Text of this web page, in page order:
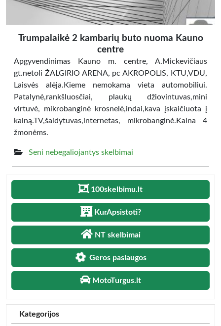
Trumpalaikė 2 kambarių buto nuoma Kauno
centre
Apgyvendinimas Kauno m. centre, A.Mickevičiaus
gt.netoli ŽALGIRIO ARENA, pc AKROPOLIS, KTU,VDU,
Laisvės alėja.Kieme nemokama vieta automobiliui.
Patalynė,rankšluosčiai, plaukų džiovintuvas,mini
virtuvė, mikrobanginė krosnelė,indai,kava įskaičiuota į
kainą.TV,šaldytuvas,internetas, mikrobanginė.Kaina 4
žmonėms.
Seni nebegaliojantys skelbimai
100skelbimu.lt
KurApsistoti?
NT skelbimai
Geros paslaugos
MotoTurgus.lt
Kategorijos